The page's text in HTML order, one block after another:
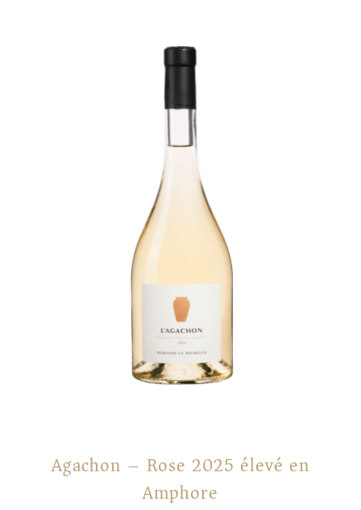
Agachon – Rose 2025 élevé en
Amphore